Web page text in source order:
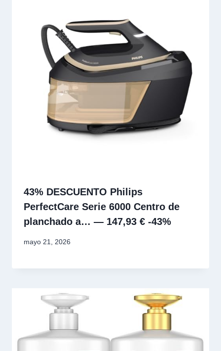
43% DESCUENTO Philips
PerfectCare Serie 6000 Centro de
planchado a… — 147,93 € -43%
mayo 21, 2026